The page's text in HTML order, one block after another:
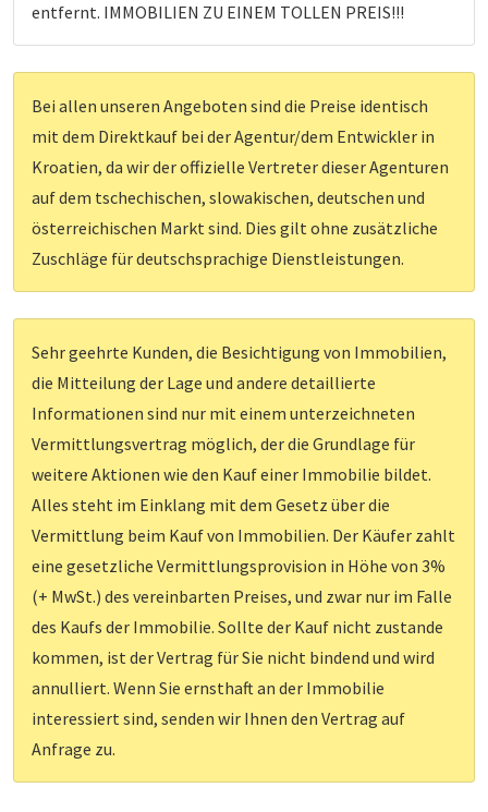
entfernt. IMMOBILIEN ZU EINEM TOLLEN PREIS!!!
Bei allen unseren Angeboten sind die Preise identisch
mit dem Direktkauf bei der Agentur/dem Entwickler in
Kroatien, da wir der offizielle Vertreter dieser Agenturen
auf dem tschechischen, slowakischen, deutschen und
österreichischen Markt sind. Dies gilt ohne zusätzliche
Zuschläge für deutschsprachige Dienstleistungen.
Sehr geehrte Kunden, die Besichtigung von Immobilien,
die Mitteilung der Lage und andere detaillierte
Informationen sind nur mit einem unterzeichneten
Vermittlungsvertrag möglich, der die Grundlage für
weitere Aktionen wie den Kauf einer Immobilie bildet.
Alles steht im Einklang mit dem Gesetz über die
Vermittlung beim Kauf von Immobilien. Der Käufer zahlt
eine gesetzliche Vermittlungsprovision in Höhe von 3%
(+ MwSt.) des vereinbarten Preises, und zwar nur im Falle
des Kaufs der Immobilie. Sollte der Kauf nicht zustande
kommen, ist der Vertrag für Sie nicht bindend und wird
annulliert. Wenn Sie ernsthaft an der Immobilie
interessiert sind, senden wir Ihnen den Vertrag auf
Anfrage zu.